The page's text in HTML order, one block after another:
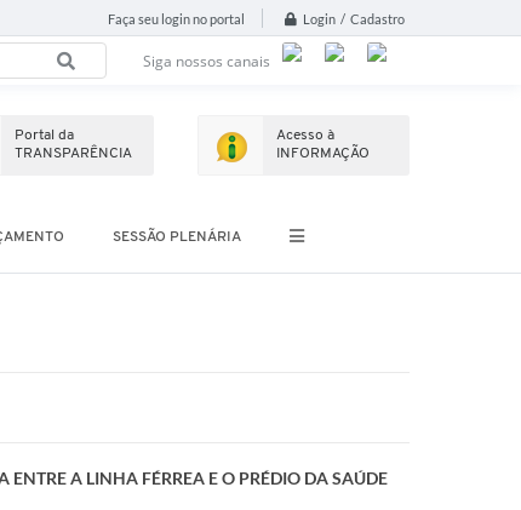
Faça seu login no portal Login / Cadastro
Siga nossos canais
Acesso à
INFORMAÇÃO
Portal da
TRANSPARÊNCIA
SESSÃO PLENÁRIA
A LINHA FÉRREA E O PRÉDIO DA SAÚDE